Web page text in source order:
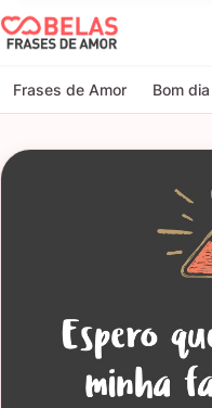
Belas Frases de Amor
Frases de Amor Bom dia